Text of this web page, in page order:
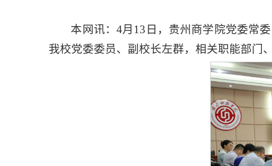
本网讯：4月13日，贵州商学院党委常
我校党委委员、副校长左群，相关职能部门